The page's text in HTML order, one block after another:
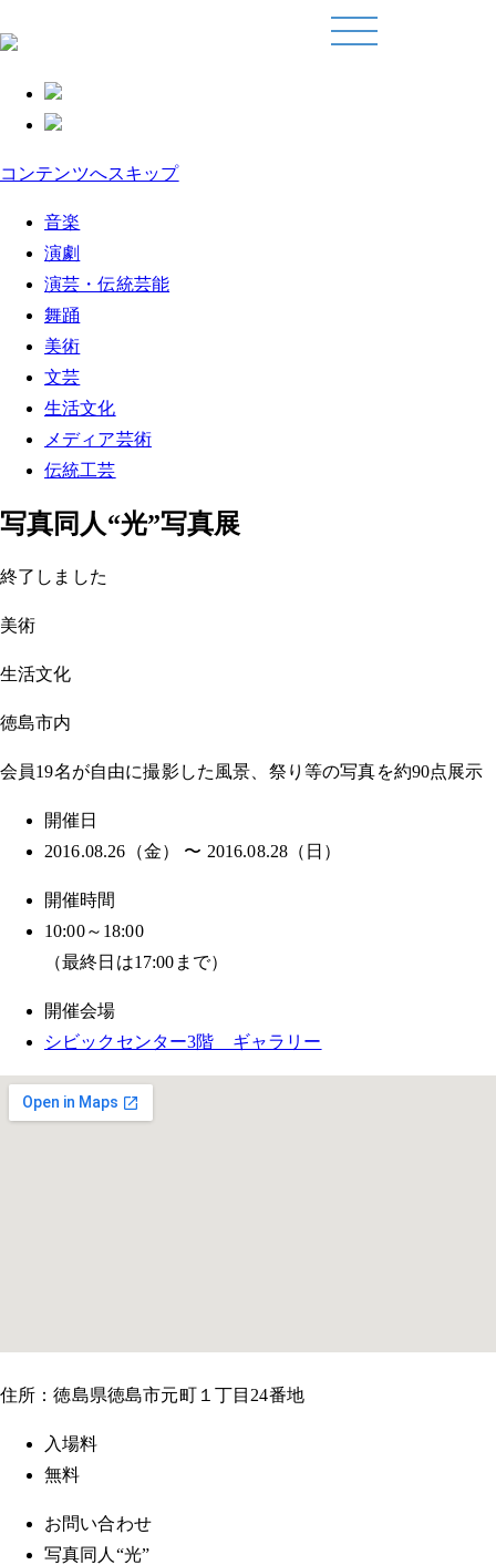
コンテンツへスキップ
音楽
演劇
演芸・伝統芸能
舞踊
美術
文芸
生活文化
メディア芸術
伝統工芸
写真同人“光”写真展
終了しました
美術
生活文化
徳島市内
会員19名が自由に撮影した風景、祭り等の写真を約90点展示
開催日
2016.08.26（金） 〜 2016.08.28（日）
開催時間
10:00～18:00
（最終日は17:00まで）
開催会場
シビックセンター3階 ギャラリー
住所：徳島県徳島市元町１丁目24番地
入場料
無料
お問い合わせ
写真同人“光”